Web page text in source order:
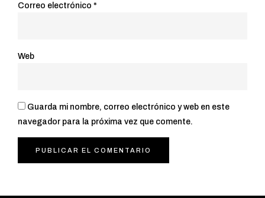
Correo electrónico *
Web
Guarda mi nombre, correo electrónico y web en este
navegador para la próxima vez que comente.